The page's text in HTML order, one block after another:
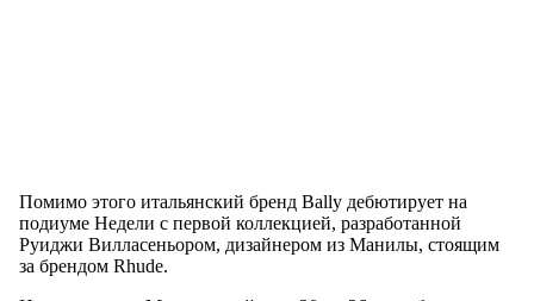
Помимо этого итальянский бренд Bally дебютирует на
подиуме Недели с первой коллекцией, разработанной
Руиджи Вилласеньором, дизайнером из Манилы, стоящим
за брендом Rhude.